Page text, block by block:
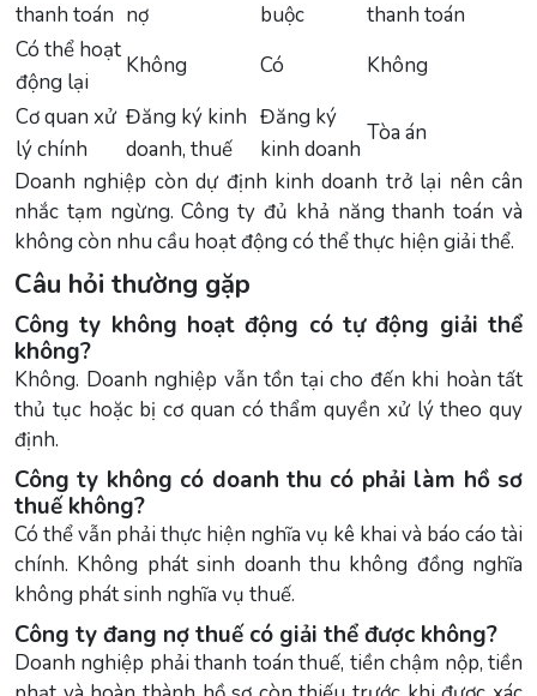
thanh toán nợ
buộc
thanh toán
Có thể hoạt
động lại
Không Có
Không
Cơ quan xử
lý chính
Đăng ký kinh
doanh, thuế
Đăng ký
kinh doanh
Tòa án
Doanh nghiệp còn dự định kinh doanh trở lại nên cân
nhắc tạm ngừng. Công ty đủ khả năng thanh toán và
không còn nhu cầu hoạt động có thể thực hiện giải thể.
Câu hỏi thường gặp
Công ty không hoạt động có tự động giải thể
không?
Không. Doanh nghiệp vẫn tồn tại cho đến khi hoàn tất
thủ tục hoặc bị cơ quan có thẩm quyền xử lý theo quy
định.
Công ty không có doanh thu có phải làm hồ sơ
thuế không?
Có thể vẫn phải thực hiện nghĩa vụ kê khai và báo cáo tài
chính. Không phát sinh doanh thu không đồng nghĩa
không phát sinh nghĩa vụ thuế.
Công ty đang nợ thuế có giải thể được không?
Doanh nghiệp phải thanh toán thuế, tiền chậm nộp, tiền